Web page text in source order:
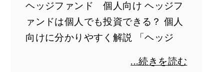
ヘッジファンド 個人向け ヘッジフ
ァンドは個人でも投資できる？ 個人
向けに分かりやすく解説 「ヘッジ
...続きを読む